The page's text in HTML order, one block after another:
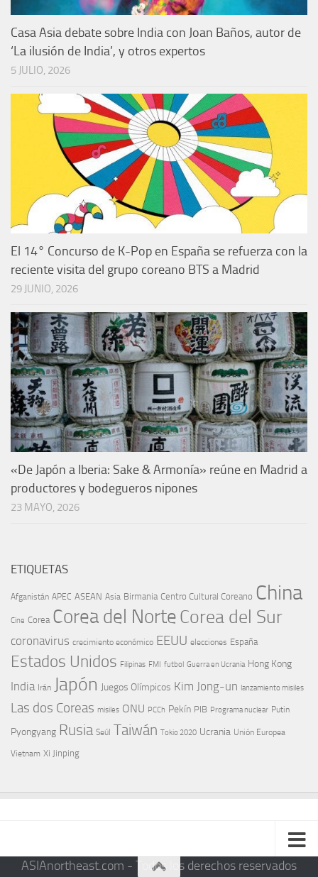
Casa Asia debate sobre India con Joan Baños, autor de
‘La ilusión de India’, y otros expertos
5 JULIO, 2026
El 14° Concurso de K-Pop en España se refuerza con la
reciente visita del grupo coreano BTS a Madrid
29 JUNIO, 2026
«De Japón a Iberia: Sake & Armonía» reúne en Madrid a
productores y bodegueros nipones
23 MAYO, 2026
ETIQUETAS
Afganistán APEC ASEAN Asia Birmania Centro Cultural Coreano China
Cine Corea Corea del NorteCorea del Sur
coronavirus crecimiento económico EEUU elecciones España
Estados Unidos Filipinas FMI futbol Guerra en Ucrania Hong Kong
India Irán Japón Juegos Olímpicos Kim Jong-un lanzamiento misiles
Las dos Coreas misiles ONU PCCh Pekín PIB Programa nuclear Putin
Pyongyang Rusia Seúl Taiwán Tokio 2020 Ucrania Unión Europea
Vietnam Xi Jinping
ASIAnortheast.com - Todos los derechos reservados